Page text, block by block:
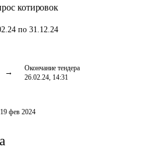
котировок
по 31.12.24
Окончание тендера
26.02.24, 14:31
19 фев 2024